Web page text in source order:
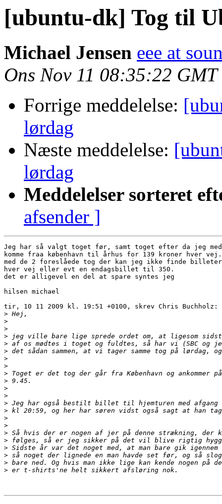
[ubuntu-dk] Tog til
Michael Jensen eee at
Ons Nov 11 08:35:22
Forrige meddelelse:
lørdag
Næste meddelelse:
lørdag
Meddelelser sorteret
afsender ]
Jeg har så valgt toget før, samt toget efter da jeg
komme fraa københavn til århus for 139 kroner hver vej.
med de 2 foreslåede tog der kan jeg ikke finde
hver vej eller evt en endagsbillet til 350.
det er alligevel en del at spare syntes jeg
hilsen michael
tir, 10 11 2009 kl. 19:51 +0100, skrev Chris Buchholz:
>
>
>
>
>
>
>
>
>
>
>
>
>
>
>
>
>
>
>
>
>
>